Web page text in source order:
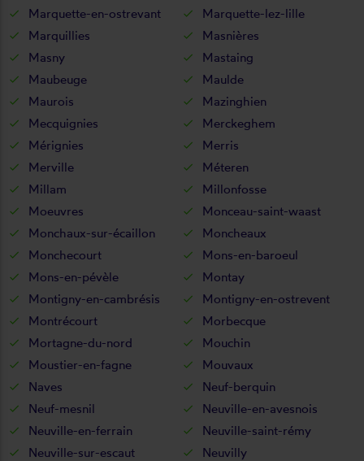
Marquette-en-ostrevant
Marquette-lez-lille
Marquillies
Masnières
Masny
Mastaing
Maubeuge
Maulde
Maurois
Mazinghien
Mecquignies
Merckeghem
Mérignies
Merris
Merville
Méteren
Millam
Millonfosse
Moeuvres
Monceau-saint-waast
Monchaux-sur-écaillon
Moncheaux
Monchecourt
Mons-en-baroeul
Mons-en-pévèle
Montay
Montigny-en-cambrésis
Montigny-en-ostrevent
Montrécourt
Morbecque
Mortagne-du-nord
Mouchin
Moustier-en-fagne
Mouvaux
Naves
Neuf-berquin
Neuf-mesnil
Neuville-en-avesnois
Neuville-en-ferrain
Neuville-saint-rémy
Neuville-sur-escaut
Neuvilly